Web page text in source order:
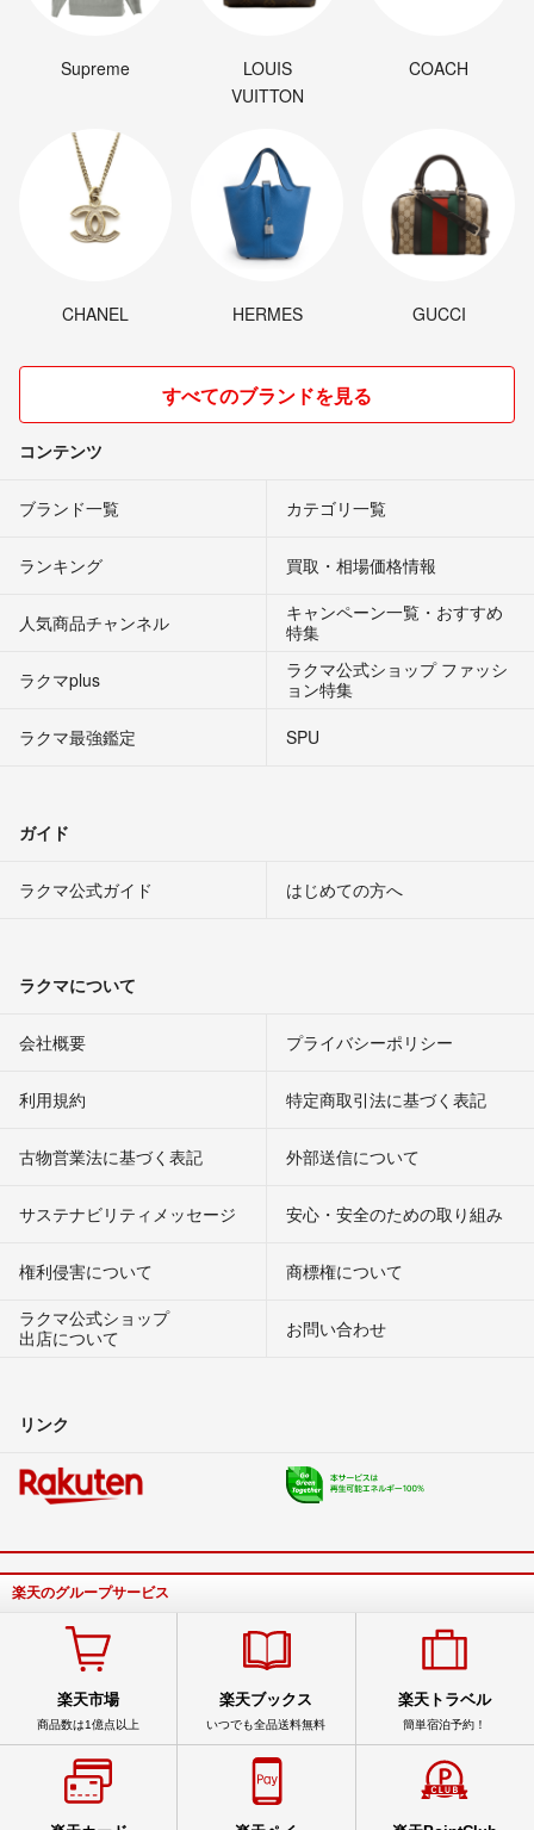
Supreme
LOUIS
VUITTON
COACH
CHANEL HERMES GUCCI
すべてのブランドを見る
コンテンツ
ブランド一覧 カテゴリ一覧
ランキング 買取・相場価格情報
人気商品チャンネル
キャンペーン一覧・おすすめ
特集
ラクマplus
ラクマ公式ショップ ファッシ
ョン特集
ラクマ最強鑑定
SPU
ガイド
ラクマ公式ガイド はじめての方へ
ラクマについて
会社概要 プライバシーポリシー
利用規約 特定商取引法に基づく表記
古物営業法に基づく表記 外部送信について
サステナビリティメッセージ 安心・安全のための取り組み
権利侵害について
商標権について
ラクマ公式ショップ
出店について
お問い合わせ
リンク
楽天のグループサービス
楽天市場
商品数は1億点以上
楽天ブックス
いつでも全品送料無料
楽天トラベル
簡単宿泊予約！